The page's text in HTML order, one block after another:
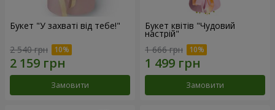
Букет "У захваті від тебе!"
2 540 грн
Замовити
Букет квітів "Чудовий
настрій"
1 666 грн
Замовити